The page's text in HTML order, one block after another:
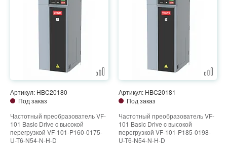
Артикул: HBC20180
Под заказ
Частотный преобразователь VF-
101 Basic Drive c высокой
перегрузкой VF-101-P160-0175-
U-T6-N54-N-H-D
Артикул: HBC20181
Под заказ
Частотный преобразователь VF-
101 Basic Drive c высокой
перегрузкой VF-101-P185-0198-
U-T6-N54-N-H-D